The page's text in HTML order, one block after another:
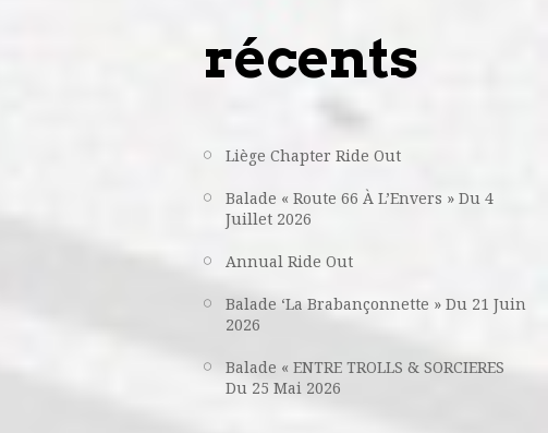
récents
Liège Chapter Ride Out
Balade « Route 66 À L’Envers » Du 4
Juillet 2026
Annual Ride Out
Balade ‘La Brabançonnette » Du 21 Juin
2026
Balade « ENTRE TROLLS & SORCIERES
Du 25 Mai 2026